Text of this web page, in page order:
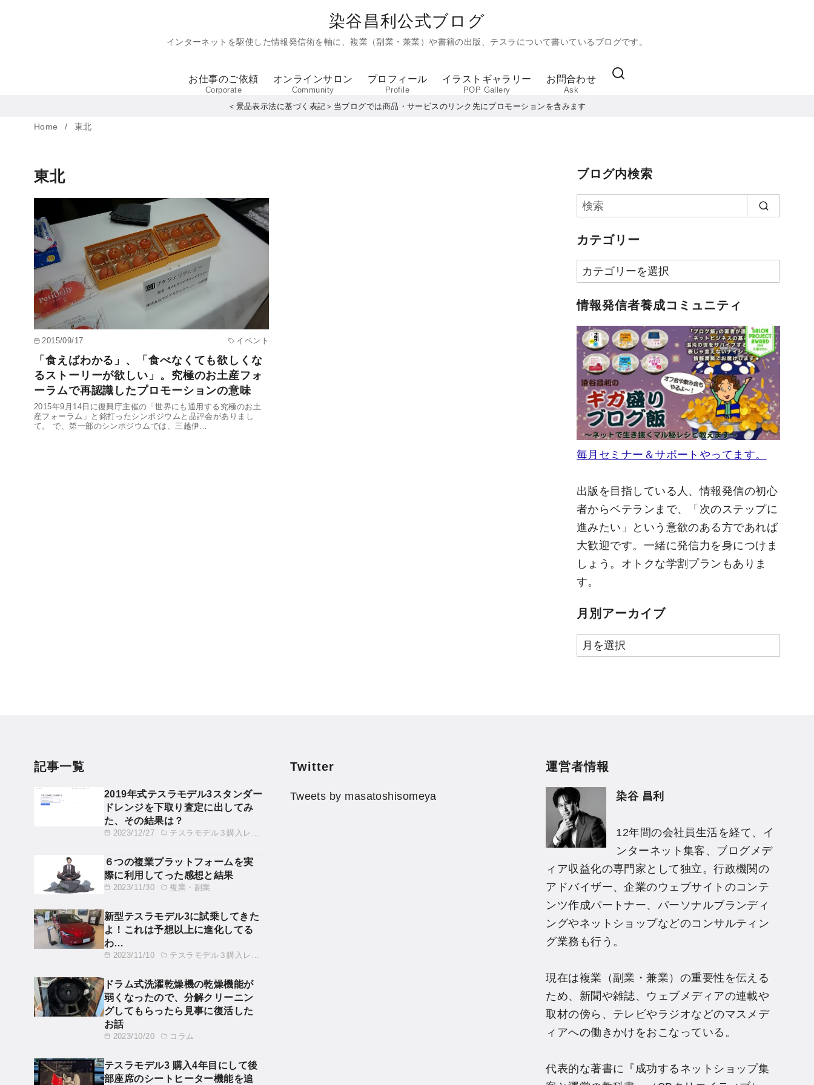
染谷昌利公式ブログ
インターネットを駆使した情報発信術を軸に、複業（副業・兼業）や書籍の出版、テスラについて書いているブログです。
お仕事のご依頼
Corporate
オンラインサロン
Community
プロフィール
Profile
イラストギャラリー
POP Gallery
お問合わせ
Ask
＜景品表示法に基づく表記＞当ブログでは商品・サービスのリンク先にプロモーションを含みます
Home 東北
東北
2015/09/17 イベント
「食えばわかる」、「食べなくても欲しくな
るストーリーが欲しい」。究極のお土産フォ
ーラムで再認識したプロモーションの意味
2015年9月14日に復興庁主催の「世界にも通用する究極のお土
産フォーラム」と銘打ったシンポジウムと品評会がありまし
て。 で、第一部のシンポジウムでは、三越伊…
ブログ内検索
カテゴリー
カ
テ
ゴ
リ
ー
情報発信者養成コミュニティ
毎月セミナー＆サポートやってます。
出版を目指している人、情報発信の初心
者からベテランまで、「次のステップに
進みたい」という意欲のある方であれば
大歓迎です。一緒に発信力を身につけま
しょう。オトクな学割プランもありま
す。
月別アーカイブ
月
別
記事一覧
2023/12/27 テスラモデル３購入レビュー
2019年式テスラモデル3スタンダー
ドレンジを下取り査定に出してみ
た、その結果は？
2023/11/30 複業・副業
６つの複業プラットフォームを実
際に利用してった感想と結果
2023/11/10 テスラモデル３購入レビュー
新型テスラモデル3に試乗してきた
よ！これは予想以上に進化してる
わ…
2023/10/20 コラム
ドラム式洗濯乾燥機の乾燥機能が
弱くなったので、分解クリーニン
グしてもらったら見事に復活した
お話
テスラモデル3 購入4年目にして後
部座席のシートヒーター機能を追
Twitter
Tweets by masatoshisomeya
運営者情報
染谷 昌利
12年間の会社員生活を経て、イ
ンターネット集客、ブログメデ
ィア収益化の専門家として独立。行政機関の
アドバイザー、企業のウェブサイトのコンテ
ンツ作成パートナー、パーソナルブランディ
ングやネットショップなどのコンサルティン
グ業務も行う。
現在は複業（副業・兼業）の重要性を伝える
ため、新聞や雑誌、ウェブメディアの連載や
取材の傍ら、テレビやラジオなどのマスメデ
ィアへの働きかけをおこなっている。
代表的な著書に『成功するネットショップ集